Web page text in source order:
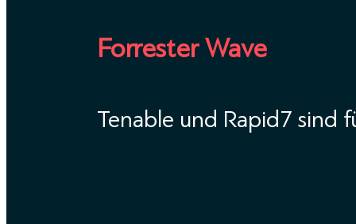
Forrester Wave
Tenable und Rapid7 sind